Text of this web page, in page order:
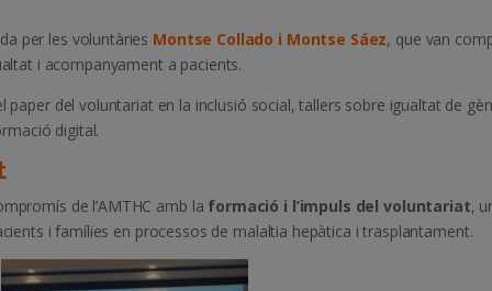
per les voluntàries Montse Collado i Montse Sáez, que van
i acompanyament a pacients.
del voluntariat en la inclusió social, tallers sobre igualtat de
digital.
de l’AMTHC amb la formació i l’impuls del voluntariat,
i famílies en processos de malaltia hepàtica i trasplantament.